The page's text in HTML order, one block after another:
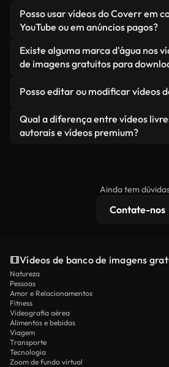
como LCP.
"Cachoeira Bin ao pôr do sol" —
um vídeo personalizado para
alinhado com nossos padrões
Não é necessário dar crédito.
nossa biblioteca são livres de
embora isso seja sempre bem-
Posso usar vídeos do Coverr em
YouTube ou em anúncios pagos?
Sim. Todas as imagens de
podem ser usadas em vídeos
de clientes — desde que você
como um produto
Existe alguma marca d'água nos
de imagens gratuitos para
reais ou gerados por IA — inclui
Você recebe imagens limpas e
Posso editar ou modificar vídeos
Sim. Você pode cortar, recortar
vídeos livremente. Apenas
Qual a diferença entre vídeos
autorais e vídeos premium?
licenciamento estendidas.
Ainda tem
Contate-nos
Vídeos de banco de imagens
Natureza
Pessoas
Amor e Relacionamentos
Fitness
Videografia aérea
Alimentos e bebidas
Viagem
Transporte
Tecnologia
Zoom de fundo virtual